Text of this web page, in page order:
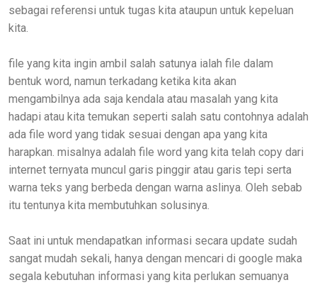
sebagai referensi untuk tugas kita ataupun untuk kepeluan
kita.
file yang kita ingin ambil salah satunya ialah file dalam
bentuk word, namun terkadang ketika kita akan
mengambilnya ada saja kendala atau masalah yang kita
hadapi atau kita temukan seperti salah satu contohnya adalah
ada file word yang tidak sesuai dengan apa yang kita
harapkan. misalnya adalah file word yang kita telah copy dari
internet ternyata muncul garis pinggir atau garis tepi serta
warna teks yang berbeda dengan warna aslinya. Oleh sebab
itu tentunya kita membutuhkan solusinya.
Saat ini untuk mendapatkan informasi secara update sudah
sangat mudah sekali, hanya dengan mencari di google maka
segala kebutuhan informasi yang kita perlukan semuanya